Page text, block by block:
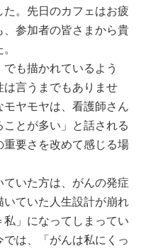
演奏を予定していま
クリスマス会も開催お楽
来年1月28日の予定で開
患者サロン」です
お名前を掲載しました。
。先日のカフェはお疲
参加者の皆さまから貴
も描かれているよう
言うまでもありませ
ヤモヤは、看護師さん
とが多い」と話される
要さを改めて感じる場
いた方は、がんの発症
ていた人生設計が崩れ
」になってしまってい
は、「がんは私にくっ